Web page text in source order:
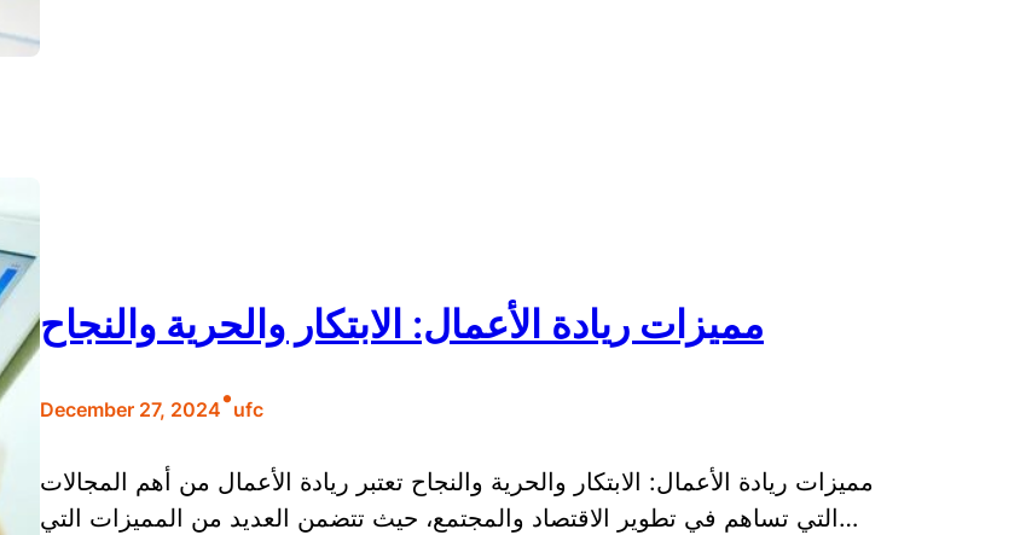
مميزات ريادة الأعمال: الابتكار والحرية والنجاح
December 27, 2024•ufc
مميزات ريادة الأعمال: الابتكار والحرية والنجاح تعتبر ريادة الأعمال من أهم المجالات
التي تساهم في تطوير الاقتصاد والمجتمع، حيث تتضمن العديد من المميزات التي…